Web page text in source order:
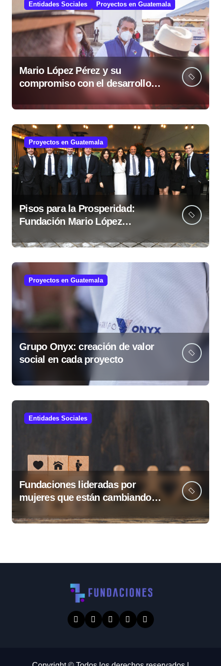
Entidades Sociales Proyectos en Guatemala
Mario López Pérez y su
compromiso con el desarrollo
social desde la Fundación Mario
López Estrada
Proyectos en Guatemala
Pisos para la Prosperidad:
Fundación Mario López
guatemaltecas
Proyectos en Guatemala
Grupo Onyx: creación de valor
social en cada proyecto
Entidades Sociales
Fundaciones lideradas por
mujeres que están cambiando
Guatemala